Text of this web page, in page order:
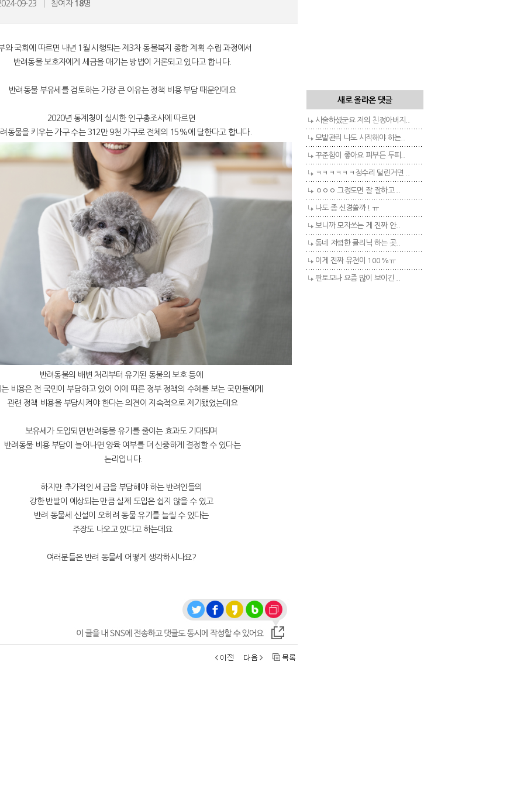
는데 ..
09-23 참여자 18명
와 국회에 따르면 내년 1월 시행되는 제3차 동물복지 종합 계획 수립 과정에서
반려동물 보호자에게 세금을 매기는 방법이 거론되고 있다고 합니다.
반려동물 부유세를 검토하는 가장 큰 이유는 정책 비용 부담 때문인데요
2020년 통계청이 실시한 인구총조사에 따르면
동물을 키우는 가구 수는 312만 9천 가구로 전체의 15%에 달한다고 합니다.
반려동물의 배변 처리부터 유기된 동물의 보호 등에
비용은 전 국민이 부담하고 있어 이에 따른 정부 정책의 수혜를 보는 국민들에게
관련 정책 비용을 부담시켜야 한다는 의견이 지속적으로 제기됐었는데요
보유세가 도입되면 반려동물 유기를 줄이는 효과도 기대되며
반려동물 비용 부담이 늘어나면 양육 여부를 더 신중하게 결정할 수 있다는
논리입니다.
하지만 추가적인 세금을 부담해야 하는 반려인들의
강한 반발이 예상되는 만큼 실제 도입은 쉽지 않을 수 있고
반려 동물세 신설이 오히려 동물 유기를 늘릴 수 있다는
주장도 나오고 있다고 하는데요
여러분들은 반려 동물세 어떻게 생각하시나요?
새로 올라온 댓글
시술하셨군요 저의 친정아버지..
모발관리 나도 시작해야 하는..
꾸준함이 좋아요 피부든 두피..
ㅋㅋㅋㅋㅋㅋ정수리 털린거면 ..
ㅇㅇㅇ 그정도면 잘 잘하고 ..
나도 좀 신경쓸까 ! ㅠ
보니까 모자쓰는 게 진짜 안..
동네 저렴한 클리닉 하는 곳..
이게 진짜 유전이 100%ㅠ
판토모나 요즘 많이 보이긴 ..